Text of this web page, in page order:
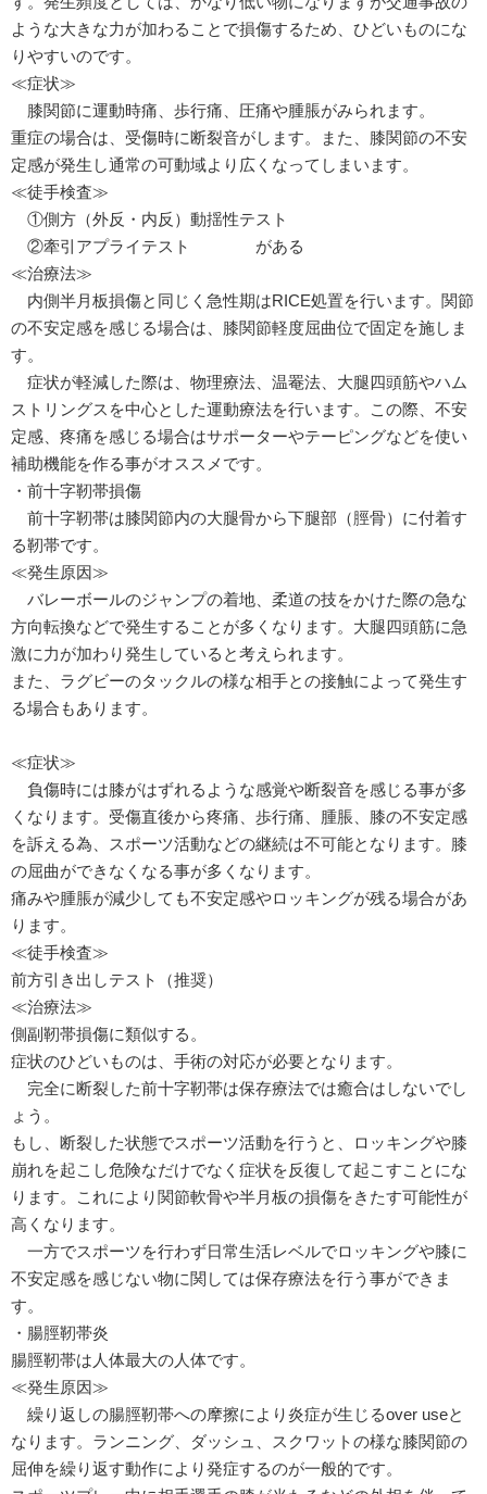
ような大きな力が加わることで損傷するため、ひどいものにな
りやすいのです。
≪症状≫
膝関節に運動時痛、歩行痛、圧痛や腫脹がみられます。
重症の場合は、受傷時に断裂音がします。また、膝関節の不安
定感が発生し通常の可動域より広くなってしまいます。
≪徒手検査≫
①側方（外反・内反）動揺性テスト
②牽引アプライテスト がある
≪治療法≫
内側半月板損傷と同じく急性期はRICE処置を行います。関節
の不安定感を感じる場合は、膝関節軽度屈曲位で固定を施しま
す。
症状が軽減した際は、物理療法、温罨法、大腿四頭筋やハム
ストリングスを中心とした運動療法を行います。この際、不安
定感、疼痛を感じる場合はサポーターやテーピングなどを使い
補助機能を作る事がオススメです。
・前十字靭帯損傷
前十字靭帯は膝関節内の大腿骨から下腿部（脛骨）に付着す
る靭帯です。
≪発生原因≫
バレーボールのジャンプの着地、柔道の技をかけた際の急な
方向転換などで発生することが多くなります。大腿四頭筋に急
激に力が加わり発生していると考えられます。
また、ラグビーのタックルの様な相手との接触によって発生す
る場合もあります。
≪症状≫
負傷時には膝がはずれるような感覚や断裂音を感じる事が多
くなります。受傷直後から疼痛、歩行痛、腫脹、膝の不安定感
を訴える為、スポーツ活動などの継続は不可能となります。膝
の屈曲ができなくなる事が多くなります。
痛みや腫脹が減少しても不安定感やロッキングが残る場合があ
ります。
≪徒手検査≫
前方引き出しテスト（推奨）
≪治療法≫
側副靭帯損傷に類似する。
症状のひどいものは、手術の対応が必要となります。
完全に断裂した前十字靭帯は保存療法では癒合はしないでし
ょう。
もし、断裂した状態でスポーツ活動を行うと、ロッキングや膝
崩れを起こし危険なだけでなく症状を反復して起こすことにな
ります。これにより関節軟骨や半月板の損傷をきたす可能性が
高くなります。
一方でスポーツを行わず日常生活レベルでロッキングや膝に
不安定感を感じない物に関しては保存療法を行う事ができま
す。
・腸脛靭帯炎
腸脛靭帯は人体最大の人体です。
≪発生原因≫
繰り返しの腸脛靭帯への摩擦により炎症が生じるover useと
なります。ランニング、ダッシュ、スクワットの様な膝関節の
屈伸を繰り返す動作により発症するのが一般的です。